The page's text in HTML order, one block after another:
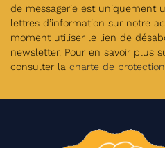
de messagerie est uniquement
lettres d’information sur notre
moment utiliser le lien de
newsletter. Pour en savoir plus
consulter la charte de